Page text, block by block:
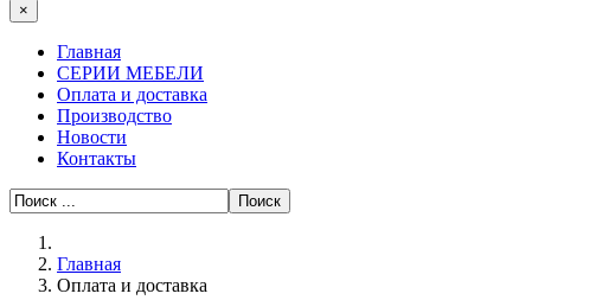
×
Главная
СЕРИИ МЕБЕЛИ
Оплата и доставка
Производство
Новости
Контакты
Главная
Оплата и доставка